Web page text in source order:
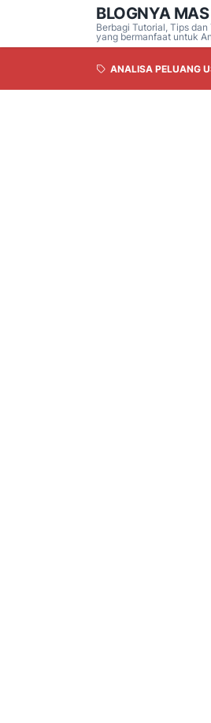
BLOGNYA
Berbagi Tutorial, Tips
yang bermanfaat untuk
ANALISA PELUANG